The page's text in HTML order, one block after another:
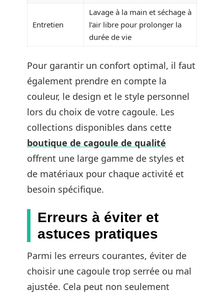
Entretien
Lavage à la main et séchage à
l’air libre pour prolonger la
durée de vie
Pour garantir un confort optimal, il faut
également prendre en compte la
couleur, le design et le style personnel
lors du choix de votre cagoule. Les
collections disponibles dans cette
boutique de cagoule de qualité
offrent une large gamme de styles et
de matériaux pour chaque activité et
besoin spécifique.
Erreurs à éviter et
astuces pratiques
Parmi les erreurs courantes, éviter de
choisir une cagoule trop serrée ou mal
ajustée. Cela peut non seulement